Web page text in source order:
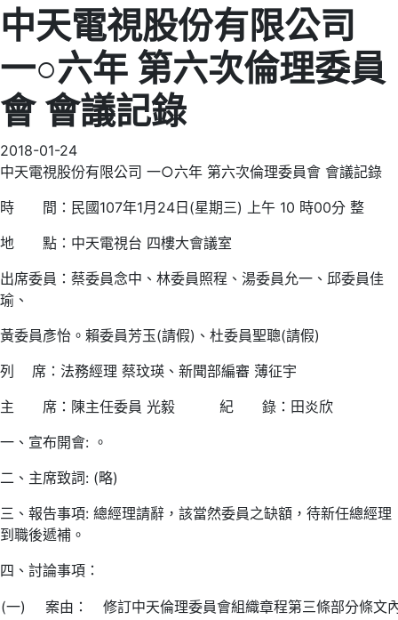
中天電視股份有限公司
一○六年 第六次倫理委員
會 會議記錄
2018-01-24
中天電視股份有限公司 一○六年 第六次倫理委員會 會議記錄
時 間：民國107年1月24日(星期三) 上午 10 時00分 整
地 點：中天電視台 四樓大會議室
出席委員：蔡委員念中、林委員照程、湯委員允一、邱委員佳
瑜、
黃委員彥怡。賴委員芳玉(請假)、杜委員聖聰(請假)
列 席：法務經理 蔡玟瑛、新聞部編審 薄征宇
主 席：陳主任委員 光毅 紀 錄：田炎欣
一、宣布開會: 。
二、主席致詞: (略)
三、報告事項: 總經理請辭，該當然委員之缺額，待新任總經理
到職後遞補。
四、討論事項：
(一) 案由： 修訂中天倫理委員會組織章程第三條部分條文